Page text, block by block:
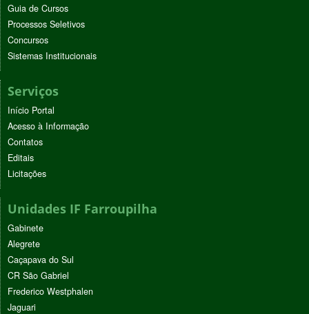
Guia de Cursos
Processos Seletivos
Concursos
Sistemas Institucionais
Serviços
Início Portal
Acesso à Informação
Contatos
Editais
Licitações
Unidades IF Farroupilha
Gabinete
Alegrete
Caçapava do Sul
CR São Gabriel
Frederico Westphalen
Jaguari